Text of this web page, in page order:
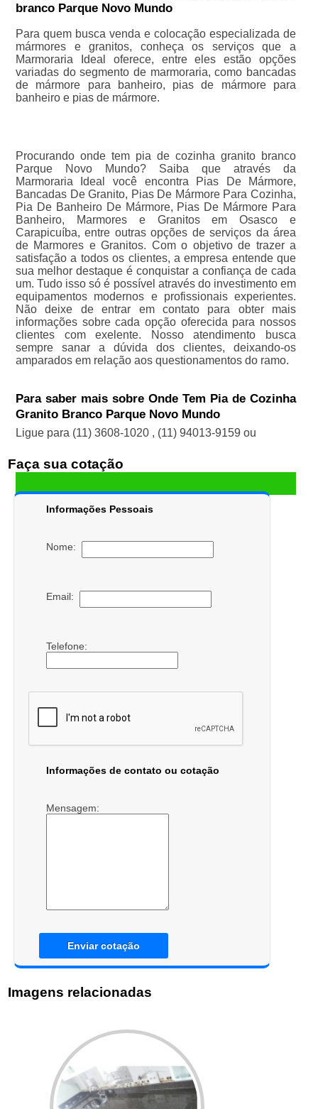
branco Parque Novo Mundo
Para quem busca venda e colocação especializada de
mármores e granitos, conheça os serviços que a
Marmoraria Ideal oferece, entre eles estão opções
variadas do segmento de marmoraria, como bancadas
de mármore para banheiro, pias de mármore para
banheiro e pias de mármore.
Procurando onde tem pia de cozinha granito branco
Parque Novo Mundo? Saiba que através da
Marmoraria Ideal você encontra Pias De Mármore,
Bancadas De Granito, Pias De Mármore Para Cozinha,
Pia De Banheiro De Mármore, Pias De Mármore Para
Banheiro, Marmores e Granitos em Osasco e
Carapicuíba, entre outras opções de serviços da área
de Marmores e Granitos. Com o objetivo de trazer a
satisfação a todos os clientes, a empresa entende que
sua melhor destaque é conquistar a confiança de cada
um. Tudo isso só é possível através do investimento em
equipamentos modernos e profissionais experientes.
Não deixe de entrar em contato para obter mais
informações sobre cada opção oferecida para nossos
clientes com exelente. Nosso atendimento busca
sempre sanar a dúvida dos clientes, deixando-os
amparados em relação aos questionamentos do ramo.
Para saber mais sobre Onde Tem Pia de Cozinha
Granito Branco Parque Novo Mundo
Ligue para (11) 3608-1020 , (11) 94013-9159 ou
Faça sua cotação
Informações Pessoais
Nome:
Email:
Telefone:
Informações de contato ou cotação
Mensagem:
Enviar cotação
Imagens relacionadas